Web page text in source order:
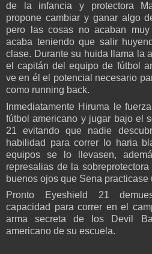
de la infancia y protectora
propone cambiar y ganar algo
pero las cosas no acaban
acaba teniendo que salir
clase. Durante su huida llama la
el capitán del equipo de fútbol
ve en él el potencial necesario
como running back.
Inmediatamente Hiruma le
fútbol americano y jugar bajo el
21 evitando que nadie
habilidad para correr lo haria
equipos se lo llevasen,
represalias de la
buenos ojos que Sena
Pronto Eyeshield 21
capacidad para correr en el
arma secreta de los Devil
americano de su escuela.